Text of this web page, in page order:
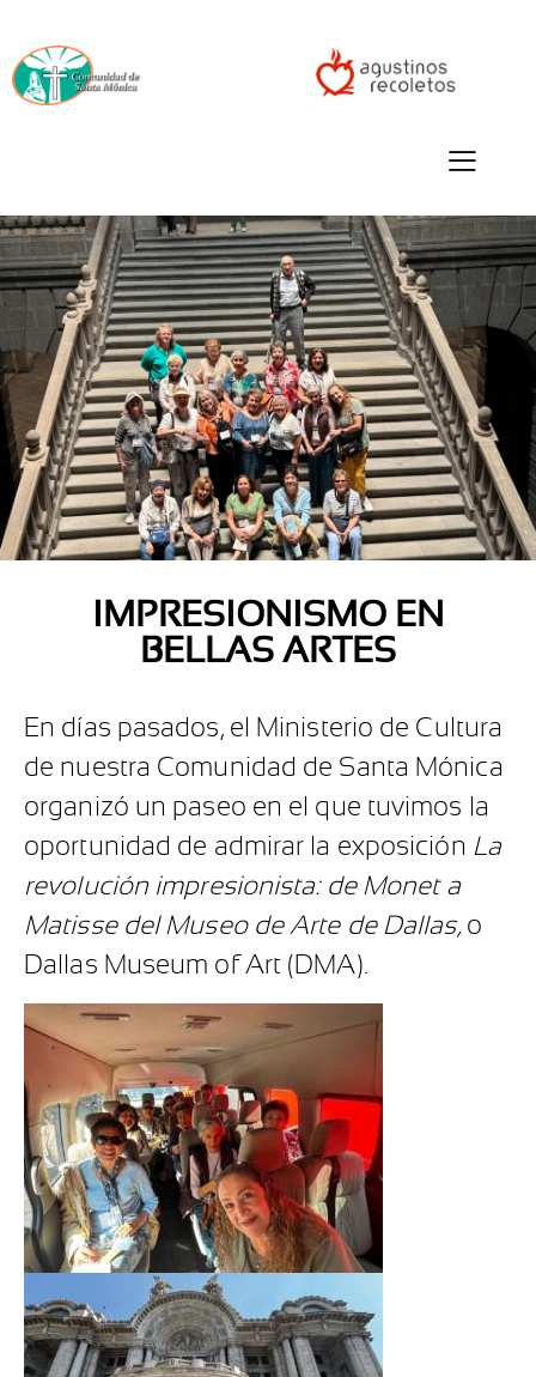
IMPRESIONISMO EN
BELLAS ARTES
En días pasados, el Ministerio de Cultura
de nuestra Comunidad de Santa Mónica
organizó un paseo en el que tuvimos la
oportunidad de admirar la exposición La
revolución impresionista: de Monet a
Matisse del Museo de Arte de Dallas, o
Dallas Museum of Art (DMA).